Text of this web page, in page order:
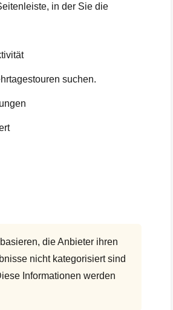
in der Sie die
suchen.
die Anbieter ihren
nicht kategorisiert sind
Informationen werden